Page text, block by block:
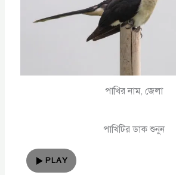
পাখির নাম, জেলা
পাখিটির ডাক শুনুন
PLAY